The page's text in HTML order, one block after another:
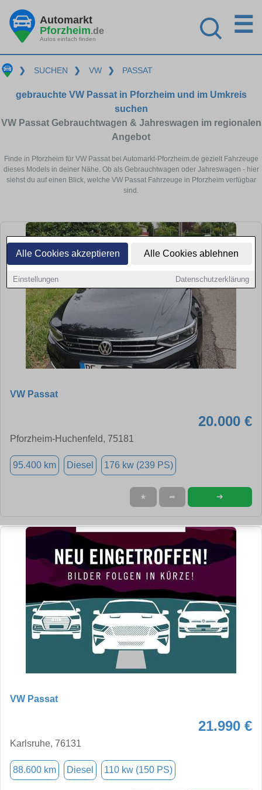
Alle Cookies akzeptieren Alle Cookies ablehnen
Einstellungen Datenschutzerklärung
Automarkt
Pforzheim.de
Autos einfach finden
☰
❯ SUCHEN ❯ VW ❯ PASSAT
gebrauchte VW Passat in Pforzheim und im Umkreis
suchen
VW Passat Gebrauchtwagen & Jahreswagen im regionalen
Angebot
Finde in Pforzheim für VW Passat bei Automarkt-Pforzheim.de gezielt Fahrzeuge
dieses Models in deiner Nähe. Ob als Gebrauchtwagen oder Jahreswagen - hier
siehst du auf einen Blick, welche VW Passat Fahrzeuge in Pforzheim verfügbar
sind.
VW Passat
20.000 €
Pforzheim-Huchenfeld, 75181
95.400 km Diesel 176 kw (239 PS)
★ ➦ ➜
VW Passat
21.990 €
Karlsruhe, 76131
88.600 km Diesel 110 kw (150 PS)